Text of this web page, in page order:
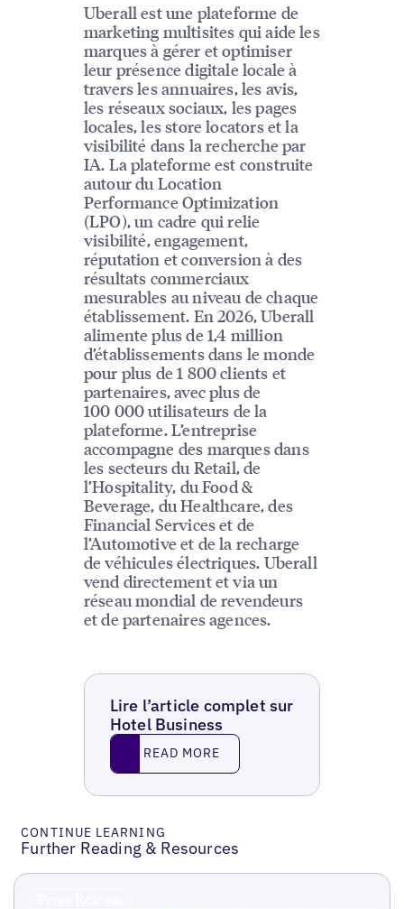
Uberall est une plateforme de
marketing multisites qui aide les
marques à gérer et optimiser
leur présence digitale locale à
travers les annuaires, les avis,
les réseaux sociaux, les pages
locales, les store locators et la
visibilité dans la recherche par
IA. La plateforme est construite
autour du Location
Performance Optimization
(LPO), un cadre qui relie
visibilité, engagement,
réputation et conversion à des
résultats commerciaux
mesurables au niveau de chaque
établissement. En 2026, Uberall
alimente plus de 1,4 million
d’établissements dans le monde
pour plus de 1 800 clients et
partenaires, avec plus de
100 000 utilisateurs de la
plateforme. L’entreprise
accompagne des marques dans
les secteurs du Retail, de
l’Hospitality, du Food &
Beverage, du Healthcare, des
Financial Services et de
l’Automotive et de la recharge
de véhicules électriques. Uberall
vend directement et via un
réseau mondial de revendeurs
et de partenaires agences.
Lire l’article complet sur
Hotel Business
Read More
READ MORE
CONTINUE LEARNING
Further Reading & Resources